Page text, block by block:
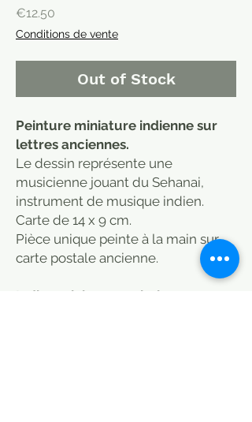
€12.50
Conditions de vente
Out of Stock
Peinture miniature indienne sur
lettres anciennes.
Le dessin représente une
musicienne jouant du Sehanai,
instrument de musique indien.
Carte de 14 x 9 cm.
Pièce unique peinte à la main sur
carte postale ancienne.
Indian miniature painting on